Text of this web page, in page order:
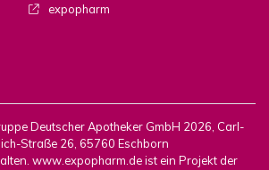
expopharm
Deutscher Apotheker GmbH 2026, Carl-
Straße 26, 65760 Eschborn
www.expopharm.de ist ein Projekt der